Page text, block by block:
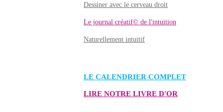
Dessiner avec le cerveau droit
Le journal créatif© de l'intuition
Naturellement intuitif
LE CALENDRIER COMPLET
LIRE NOTRE LIVRE D'OR